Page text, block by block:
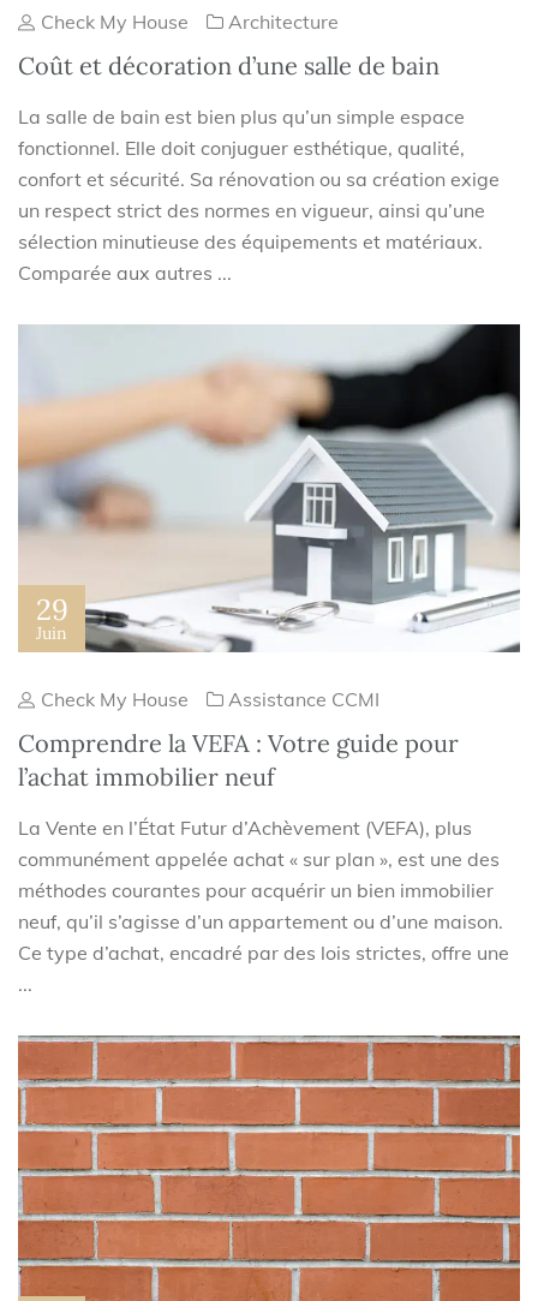
Check My House Architecture
Coût et décoration d’une salle de bain
La salle de bain est bien plus qu’un simple espace
fonctionnel. Elle doit conjuguer esthétique, qualité,
confort et sécurité. Sa rénovation ou sa création exige
un respect strict des normes en vigueur, ainsi qu’une
sélection minutieuse des équipements et matériaux.
Comparée aux autres ...
29
Juin
Check My House Assistance CCMI
Comprendre la VEFA : Votre guide pour
l’achat immobilier neuf
La Vente en l’État Futur d’Achèvement (VEFA), plus
communément appelée achat « sur plan », est une des
méthodes courantes pour acquérir un bien immobilier
neuf, qu’il s’agisse d’un appartement ou d’une maison.
Ce type d’achat, encadré par des lois strictes, offre une
...